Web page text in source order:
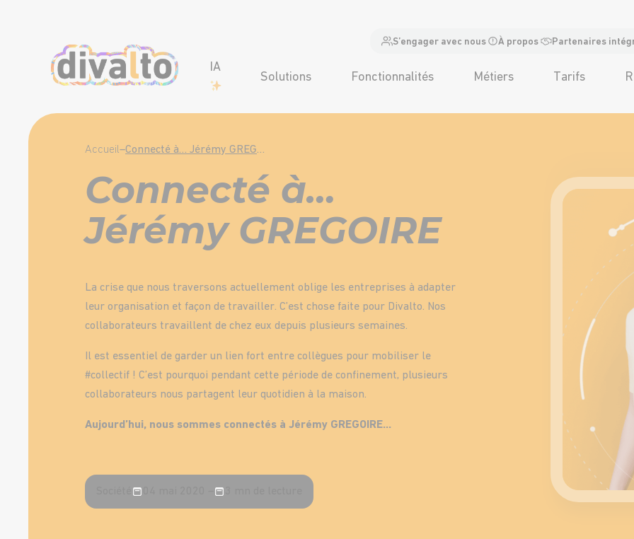
IA
Solutions Fonctionnalités Métiers Tarifs
S’engager avec nous À propos Partenaires
Accueil– Connecté à… Jérémy GREGOIRE
Connecté à…
Jérémy GREGOIRE
La crise que nous traversons actuellement oblige les entreprises à adapter
leur organisation et façon de travailler. C’est chose faite pour Divalto. Nos
collaborateurs travaillent de chez eux depuis plusieurs semaines.
Il est essentiel de garder un lien fort entre collègues pour mobiliser le
#collectif ! C’est pourquoi pendant cette période de confinement, plusieurs
collaborateurs nous partagent leur quotidien à la maison.
Aujourd’hui, nous sommes connectés à Jérémy GREGOIRE…